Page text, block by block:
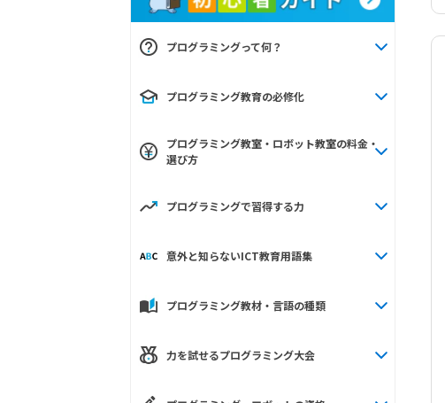
プログラミングって何？
プログラミング教育の必修化
プログラミング教室・ロボット教室の料金・
選び方
プログラミングで習得する力
意外と知らないICT教育用語集
プログラミング教材・言語の種類
力を試せるプログラミング大会